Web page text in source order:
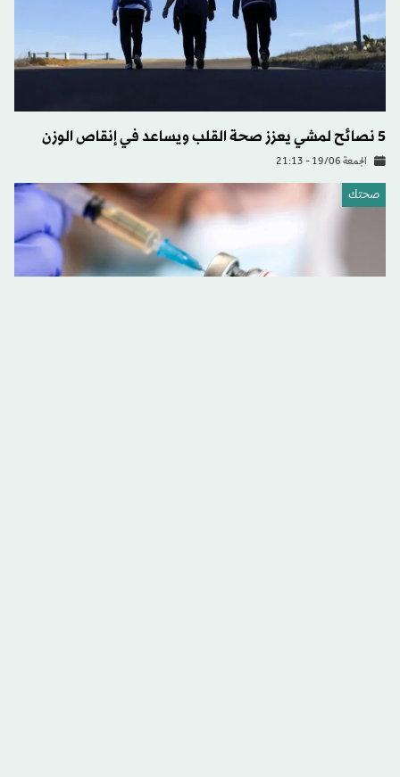
5 نصائح لمشي يعزز صحة القلب ويساعد في إنقاص الوزن
الجمعة 19/06 - 21:13
صحتك